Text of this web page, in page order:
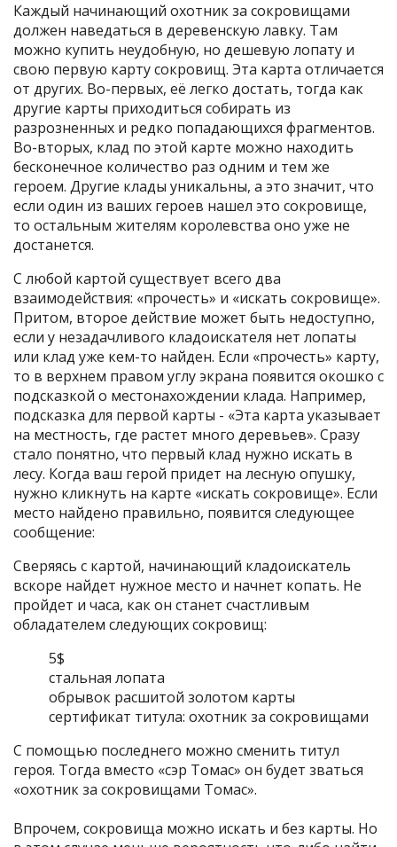
Каждый начинающий охотник за сокровищами
должен наведаться в деревенскую лавку. Там
можно купить неудобную, но дешевую лопату и
свою первую карту сокровищ. Эта карта отличается
от других. Во-первых, её легко достать, тогда как
другие карты приходиться собирать из
разрозненных и редко попадающихся фрагментов.
Во-вторых, клад по этой карте можно находить
бесконечное количество раз одним и тем же
героем. Другие клады уникальны, а это значит, что
если один из ваших героев нашел это сокровище,
то остальным жителям королевства оно уже не
достанется.
С любой картой существует всего два
взаимодействия: «прочесть» и «искать сокровище».
Притом, второе действие может быть недоступно,
если у незадачливого кладоискателя нет лопаты
или клад уже кем-то найден. Если «прочесть» карту,
то в верхнем правом углу экрана появится окошко с
подсказкой о местонахождении клада. Например,
подсказка для первой карты - «Эта карта указывает
на местность, где растет много деревьев». Сразу
стало понятно, что первый клад нужно искать в
лесу. Когда ваш герой придет на лесную опушку,
нужно кликнуть на карте «искать сокровище». Если
место найдено правильно, появится следующее
сообщение:
Сверяясь с картой, начинающий кладоискатель
вскоре найдет нужное место и начнет копать. Не
пройдет и часа, как он станет счастливым
обладателем следующих сокровищ:
5$
стальная лопата
обрывок расшитой золотом карты
сертификат титула: охотник за сокровищами
С помощью последнего можно сменить титул
героя. Тогда вместо «сэр Томас» он будет зваться
«охотник за сокровищами Томас».
Впрочем, сокровища можно искать и без карты. Но